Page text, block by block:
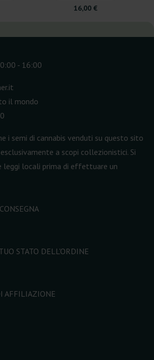
16,00 €
- 16:00
il mondo
i semi di cannabis venduti su questo sito
a scopi collezionistici. Si
leggi locali prima di effettuare un
STATO DELL'ORDINE
AFFILIAZIONE